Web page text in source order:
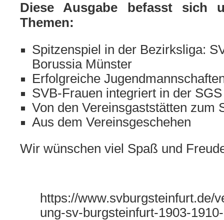
Diese Ausgabe befasst sich
Themen:
Spitzenspiel in der Bezirksliga:
Borussia Münster
Erfolgreiche
SVB-Frauen integriert in der SGS
Von den Vereinsgaststätten zum
Aus dem Vereinsgeschehen
Wir wünschen viel Spaß und
https://www.svburgsteinfurt.de/
ung-sv-burgsteinfurt-1903-